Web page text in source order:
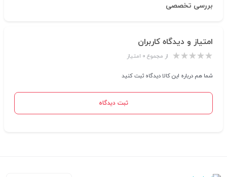
بررسی تخصصی
امتیاز و دیدگاه کاربران
از مجموع ۰ امتیاز
شما هم درباره این کالا دیدگاه ثبت کنید
ثبت دیدگاه